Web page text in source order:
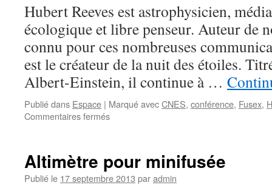
Hubert Reeves est astrophysicien,
écologique et libre penseur. Auteur de
connu pour ces nombreuses
est le créateur de la nuit des étoiles.
Albert-Einstein, il continue à …
Publié dans Espace | Marqué avecCNES, conférence, Fusex,
Commentaires ferméssur
Reeves
Altimètre pour minifusée
Publié le 17 septembre 2013 paradmin